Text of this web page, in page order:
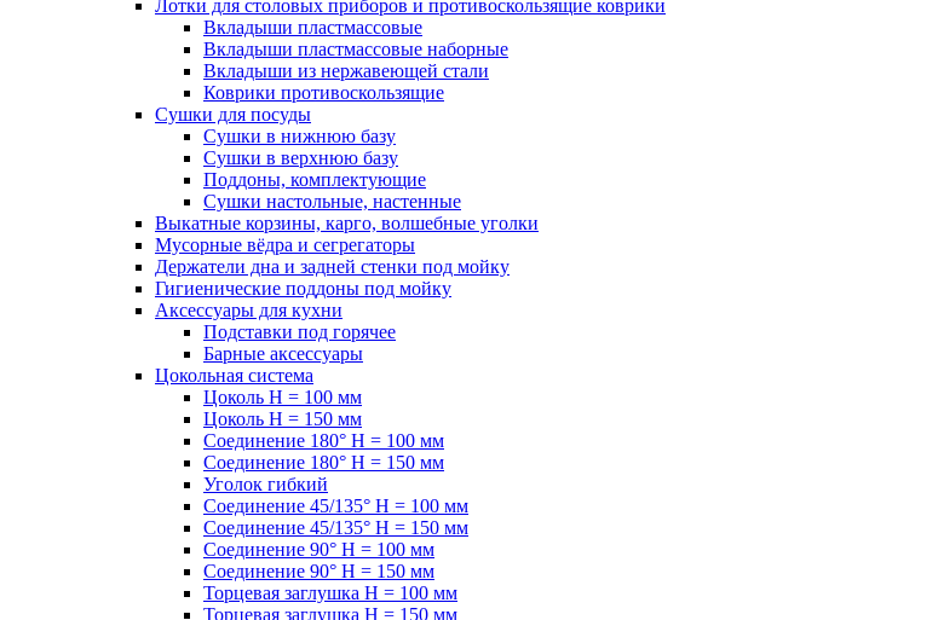
Лотки для столовых приборов и противоскользящие коврики
Вкладыши пластмассовые
Вкладыши пластмассовые наборные
Вкладыши из нержавеющей стали
Коврики противоскользящие
Сушки для посуды
Сушки в нижнюю базу
Сушки в верхнюю базу
Поддоны, комплектующие
Сушки настольные, настенные
Выкатные корзины, карго, волшебные уголки
Мусорные вёдра и сегрегаторы
Держатели дна и задней стенки под мойку
Гигиенические поддоны под мойку
Аксессуары для кухни
Подставки под горячее
Барные аксессуары
Цокольная система
Цоколь H = 100 мм
Цоколь H = 150 мм
Соединение 180° H = 100 мм
Соединение 180° H = 150 мм
Уголок гибкий
Соединение 45/135° H = 100 мм
Соединение 45/135° H = 150 мм
Соединение 90° H = 100 мм
Соединение 90° H = 150 мм
Торцевая заглушка H = 100 мм
Торцевая заглушка H = 150 мм